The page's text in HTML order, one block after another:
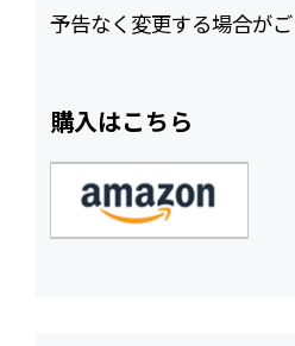
予告なく変更する場合がご
購入はこちら